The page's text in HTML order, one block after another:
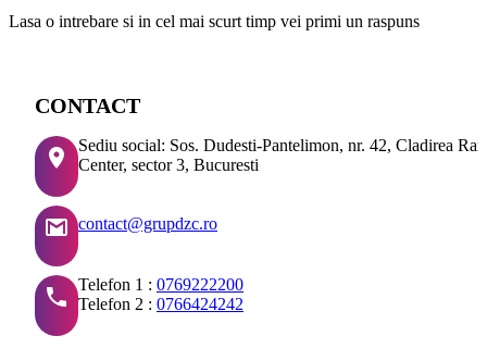
Lasa o intrebare si in cel mai scurt timp vei primi un raspuns
CONTACT
Sediu social: Sos. Dudesti-Pantelimon, nr. 42, Cladirea
Center, sector 3, Bucuresti
contact@grupdzc.ro
Telefon 1 : 0769222200
Telefon 2 : 0766424242